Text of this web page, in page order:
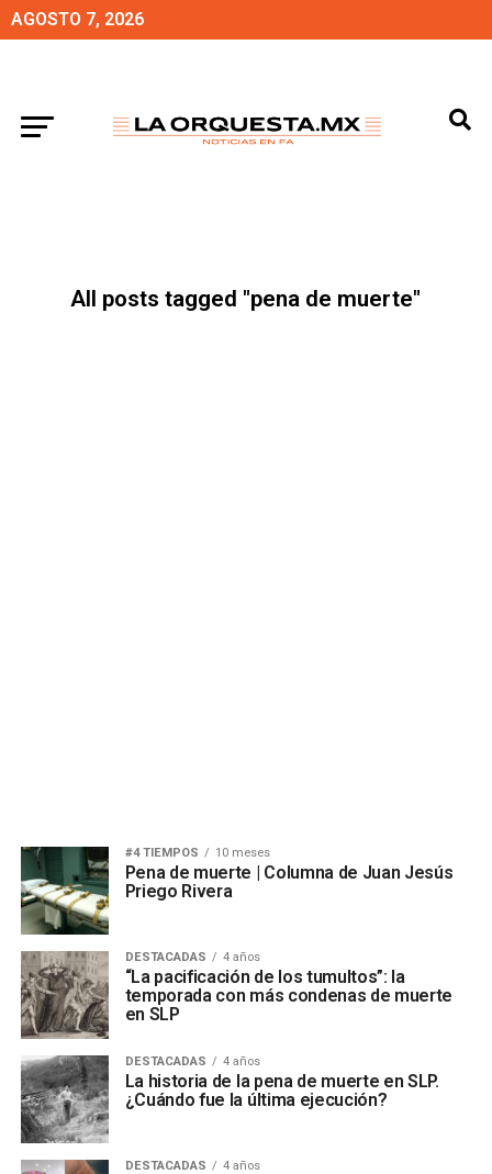
AGOSTO 7, 2026
All posts tagged "pena de muerte"
#4 TIEMPOS 10 meses
Pena de muerte | Columna de Juan Jesús
Priego Rivera
DESTACADAS 4 años
“La pacificación de los tumultos”: la
temporada con más condenas de muerte
en SLP
DESTACADAS 4 años
La historia de la pena de muerte en SLP.
¿Cuándo fue la última ejecución?
DESTACADAS 4 años